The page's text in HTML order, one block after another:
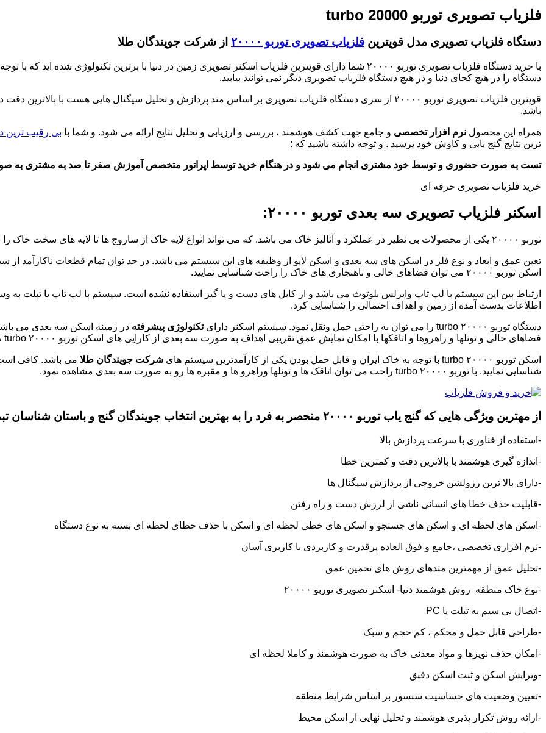
فلزیاب تصویری توربو turbo 20000
دستگاه فلزیاب تصویری مدل قویترین فلزیاب تصویری توربو ۲۰۰۰۰ از شرکت جویندگان طلا
با خرید دستگاه فلزیاب تصویری توربو ۲۰۰۰۰ شما دارای قویترین فلزیاب اسکنر تصویری زمین در دنیا با برترین
دستگاه را در هیچ کجای دنیا و در هیچ دستگاه فلزیاب تصویری دیگر نمی توانید بیابید.
قویترین فلزیاب تصویری توربو ۲۰۰۰۰ از سری دستگاه فلزیاب تصویری بر اساس متد پردازش و تحلیل سیگنال هایی
باشد.
همراه این محصول نرم افزار تخصصی و جامع جهت کشف هوشمند ، بررسی و ارزیابی و تحلیل نتایج ارائه می شود. و شما با بی رقیب ترین
ترین نتایج گنج یابی و کاوش خود برسید . و توجه داشته باشید که :
تست به صورت حضوری و توسط خود مشتری انجام می شود و در هنگام خریدتوسط اپراتور متخصص آموزش صفر تا صد به مشتری به
خرید فلزیاب تصویری حرفه ای
اسکنر فلزیاب تصویری سه بعدی توربو ۲۰۰۰۰:
توربو ۲۰۰۰۰ یکی از محصولات بی نظیر در عملکرد و آنالیز خاک می باشد. که می تواند انواع لایه خاک از ساروج ها تا لایه های سخت خاک را نفوذ کند و به راحتی به نمایش بگذارد.
تعین عمق و ابعاد و نوع فلز در اسکن های سه بعدی و اسکن لایو از وظیفه های این سیستم می باشد. در حد توان تمام قطعات ناکارآمد از
اسکن توربو ۲۰۰۰۰ می توان فضاهای خالی و ناهنجاری های خاک را راحت شناسایی نمایید.
ارتباط بین این سیستم با لپ تاپ وایرلس بلوتوث می باشد و از کابل های دست و پا گیر استفاده نشده است. سیستم با لپ تاپ یا تبلت به
اطلاعات بدست آمده از زمین و اهداف احتمالی را شناسایی کرد.
دستگاه توربو ۲۰۰۰۰ turbo را می توان به راحتی حمل ونقل نمود. سیستم اسکنر دارای تکنولوژی پیشرفته در زمینه اسکن سه بعدی می
فضاهای خالی و تونلها و راهروها و اتاقکها با امکان نمایش عمق تقریبی اهداف به صورت سه بعدی از کارایی های اسکن توربو ۲۰۰۰۰ turbo میباشد.
اسکن توربو ۲۰۰۰۰ turbo با توجه به خاک ایران و قابل حمل بودن یکی از کارآمدترین سیستم های شرکت جویندگان طلا می باشد. کافی
شناسایی نمایید. با توربو ۲۰۰۰۰ turbo راحت می توان اتاقک ها و تونلها وراهرو ها و مقبره ها رو به صورت سه بعدی مشاهده نمود.
از مهترین ویژگی هایی کهگنج یاب توربو ۲۰۰۰۰ منحصر به فرد را به بهترین انتخاب جویندگان گنج و باستان شناسان
-استفاده از فناوری با سرعت پردازش بالا
-اندازه گیری هوشمند با بالاترین دقت و کمترین خطا
-دارای بالا ترین رزولشن خروجی از پردازش سیگنال ها
-قابلیت حذف خطا های انسانی ناشی از لرزش دست و راه رفتن
-اسکن های لحظه ای و اسکن های جستجو و اسکن های خطی لحظه ای و اسکن با حذف خطای لحظه ای بسته به نوع دستگاه
-نرم افزاری تخصصی ،جامع و فوق العاده پرقدرت و کاربردی با کاربری آسان
-تحلیل عمق از مهمترین متدهای روش های تخمین عمق
-نوع خاک منطقه روش هوشمند دنیا- اسکنر تصویری توربو ۲۰۰۰۰
-اتصال بی سیم به تبلت یا PC
-طراحی قابل حمل و محکم ، کم حجم و سبک
-امکان حذف نویزها و مواد معدنی خاک به صورت هوشمند و کاملا لحظه ای
-ویرایش اسکن و ثبت اسکن دقیق
-تعیین وضعیت های حساسیت سنسور بر اساس شرایط منطقه
-ارائه روش تکرار پذیری هوشمند و تحلیل نهایی از اسکن محیط